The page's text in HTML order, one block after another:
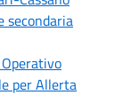
secondaria
per Allerta